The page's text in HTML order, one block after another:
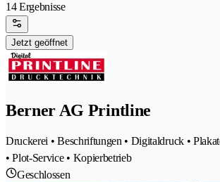
14 Ergebnisse
Jetzt geöffnet
Berner AG Printline
Druckerei • Beschriftungen • Digitaldruck •
• Plot-Service • Kopierbetrieb
Geschlossen